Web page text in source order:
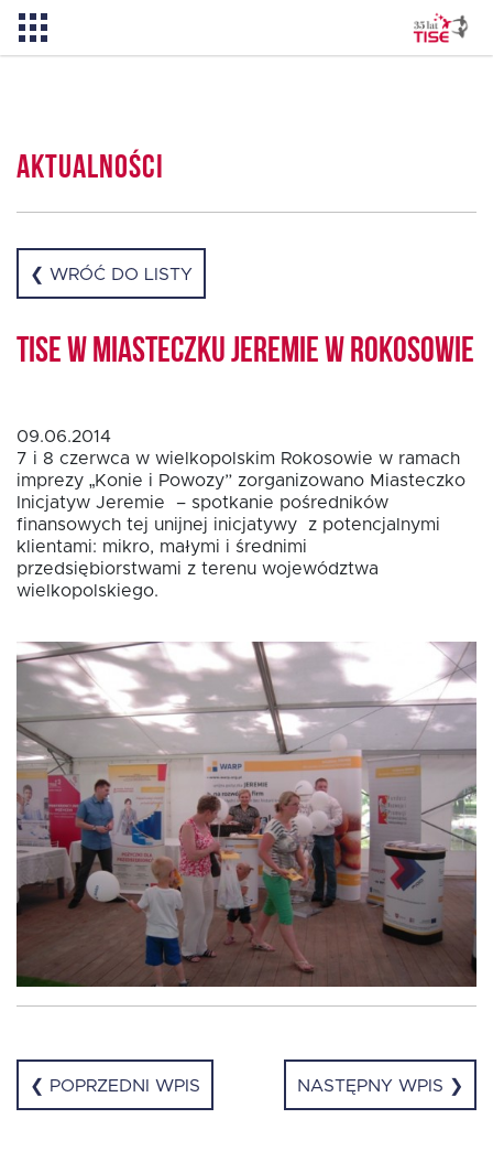
Dlaczego TISE?
Pożyczka rozwojowa TISE – NOWOŚĆ!
Oferta dla NGO/PES
Fundusz FKIS
Rodo
Dokumenty
Rekrutujemy
Kontakt
EN
Aktualności
❮ WRÓĆ DO LISTY
TISE w miasteczku Jeremie w Rokosowie
09.06.2014
7 i 8 czerwca w wielkopolskim Rokosowie w ramach
imprezy „Konie i Powozy” zorganizowano Miasteczko
Inicjatyw Jeremie – spotkanie pośredników
finansowych tej unijnej inicjatywy z potencjalnymi
klientami: mikro, małymi i średnimi
przedsiębiorstwami z terenu województwa
wielkopolskiego.
❮ POPRZEDNI WPIS NASTĘPNY WPIS ❯